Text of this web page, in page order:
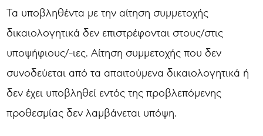
Τα υποβληθέντα με την αίτηση συμμετοχής
δικαιολογητικά δεν επιστρέφονται στους/στις
υποψήφιους/-ιες. Αίτηση συμμετοχής που δεν
συνοδεύεται από τα απαιτούμενα δικαιολογητικά ή
δεν έχει υποβληθεί εντός της προβλεπόμενης
προθεσμίας δεν λαμβάνεται υπόψη.